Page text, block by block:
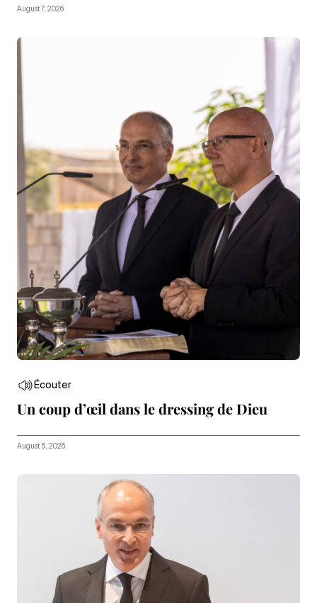
August 7, 2026
Écouter
Un coup d’œil dans le dressing de Dieu
August 5, 2026